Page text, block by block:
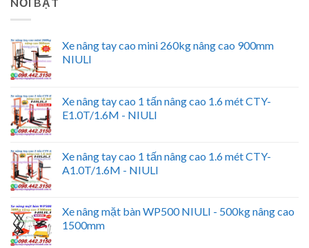
Xe nâng tay cao mini 260kg nâng cao 900mm
NIULI
Xe nâng tay cao 1 tấn nâng cao 1.6 mét CTY-
E1.0T/1.6M - NIULI
Xe nâng tay cao 1 tấn nâng cao 1.6 mét CTY-
A1.0T/1.6M - NIULI
Xe nâng mặt bàn WP500 NIULI - 500kg nâng cao
1500mm